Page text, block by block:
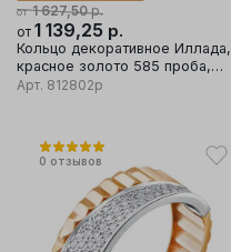
от 1 627,50р.
от 1 139,25 р.
Кольцо декоративное Иллада,
красное золото 585 проба,
вставка фианит
Арт. 812802р
0 отзывов